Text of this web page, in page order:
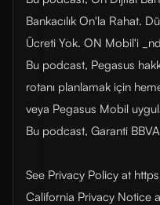
Bankacılık On'la Rahat.
Ücreti Yok. ON Mobil'i
Bu podcast, Pegasus
rotanı planlamak için
veya Pegasus Mobil
Bu podcast, Garanti
See Privacy Policy at
California Privacy Notice